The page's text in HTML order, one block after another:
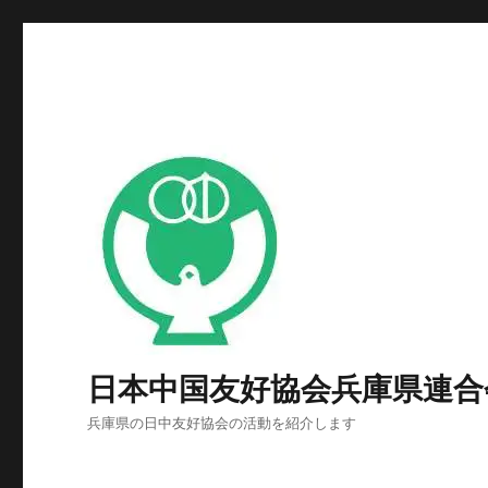
日本中国友好協会兵庫県連
兵庫県の日中友好協会の活動を紹介します